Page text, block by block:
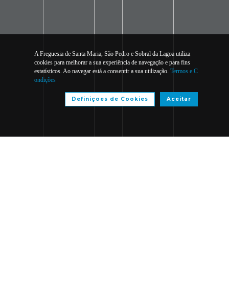
A Freguesia de Santa Maria, São Pedro e Sobral da Lagoa utiliza
cookies para melhorar a sua experiência de navegação e para fins
estatísticos. Ao navegar está a consentir a sua utilização. Termos e C
ondições
Aceitar
Definiçoes de Cookies